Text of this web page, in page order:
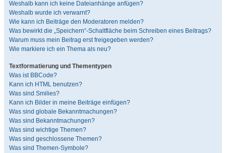
Weshalb kann ich keine Dateianhänge anfügen?
Weshalb wurde ich verwarnt?
Wie kann ich Beiträge den Moderatoren melden?
Was bewirkt die „Speichern“-Schaltfläche beim Schreiben eines Beitrags?
Warum muss mein Beitrag erst freigegeben werden?
Wie markiere ich ein Thema als neu?
Textformatierung und Thementypen
Was ist BBCode?
Kann ich HTML benutzen?
Was sind Smilies?
Kann ich Bilder in meine Beiträge einfügen?
Was sind globale Bekanntmachungen?
Was sind Bekanntmachungen?
Was sind wichtige Themen?
Was sind geschlossene Themen?
Was sind Themen-Symbole?